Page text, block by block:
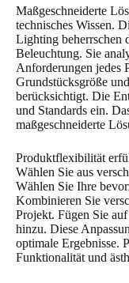
Maßgeschneiderte
technisches Wissen.
Lighting beherrschen
Beleuchtung. Sie
Anforderungen jedes
Grundstücksgröße
berücksichtigt. Die
und Standards ein.
maßgeschneiderte
Produktflexibilität
Wählen Sie aus
Wählen Sie Ihre
Kombinieren Sie
Projekt. Fügen Sie
hinzu. Diese
optimale Ergebnisse.
Funktionalität und